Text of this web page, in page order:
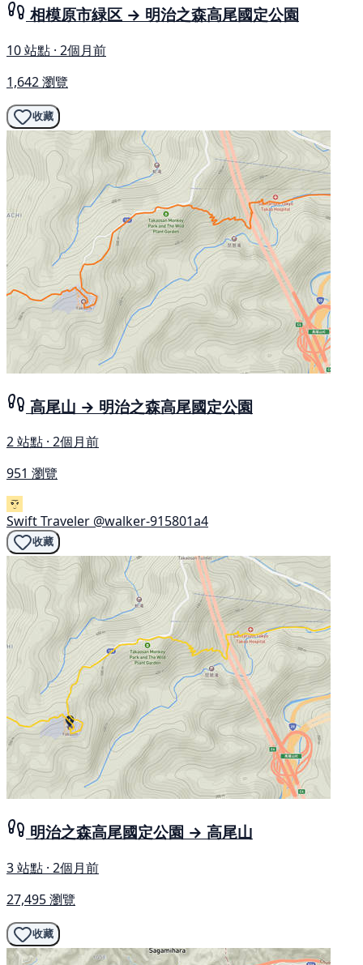
相模原市緑区 → 明治之森高尾國定公園
10 站點 · 2個月前
1,642 瀏覽
收藏
高尾山 → 明治之森高尾國定公園
2 站點 · 2個月前
951 瀏覽
Swift Traveler @walker-915801a4
收藏
明治之森高尾國定公園 → 高尾山
3 站點 · 2個月前
27,495 瀏覽
收藏